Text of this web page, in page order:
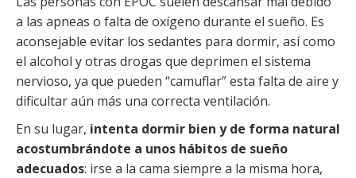
a las apneas o falta de oxígeno durante el sueño. Es
aconsejable evitar los sedantes para dormir, así como
el alcohol y otras drogas que deprimen el sistema
nervioso, ya que pueden “camuflar” esta falta de aire y
dificultar aún más una correcta ventilación.
En su lugar, intenta dormir bien y de forma natural
acostumbrándote a unos hábitos de sueño
adecuados: irse a la cama siempre a la misma hora,